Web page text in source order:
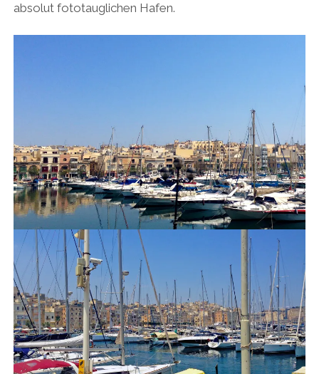
absolut fototauglichen Hafen.